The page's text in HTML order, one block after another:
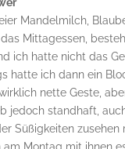
Mandelmilch,
Mittagessen,
ich hatte nicht das
hatte ich dann ein
nette Geste,
jedoch standhaft,
Süßigkeiten